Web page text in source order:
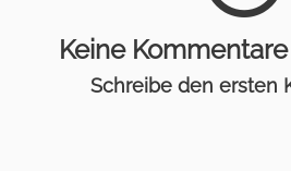
Keine
Schreibe den ersten